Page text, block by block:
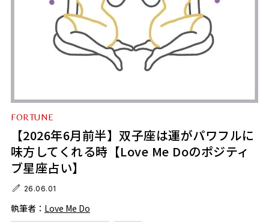
FORTUNE
【2026年6月前半】双子座は運がパワフルに
味方してくれる時【Love Me Doのポジティ
ブ星座占い】
26.06.01
執筆者： Love Me Do